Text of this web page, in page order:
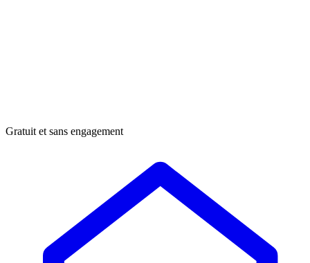
Gratuit et sans engagement